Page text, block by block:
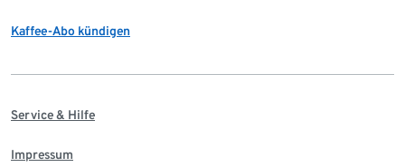
Kaffee-Abo kündigen
Service & Hilfe
Impressum